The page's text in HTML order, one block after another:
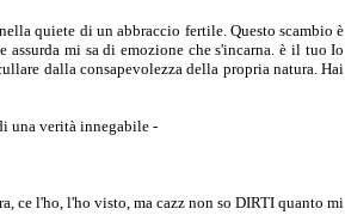
quiete di un abbraccio fertile. Questo scambio è
mi sa di emozione che s'incarna. è il tuo Io
dalla consapevolezza della propria natura. Hai
una verità innegabile -
ce l'ho, l'ho visto, ma cazz non so DIRTI quanto mi